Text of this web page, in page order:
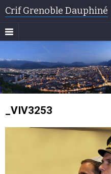
Crif Grenoble Dauphiné
_VIV3253